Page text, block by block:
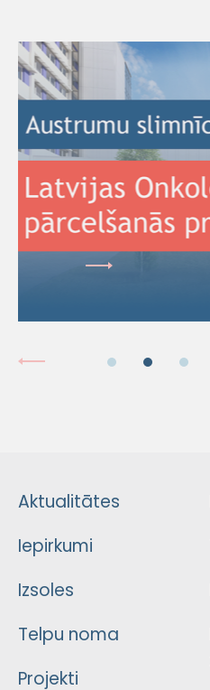
Aktualitātes
Iepirkumi
Izsoles
Telpu noma
Projekti